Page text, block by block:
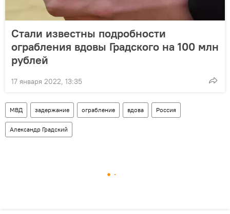
Стали известны подробности
ограбления вдовы Градского на 100 млн
рублей
17 января 2022, 13:35
МВД задержание ограбление вдова Россия
Александр Градский